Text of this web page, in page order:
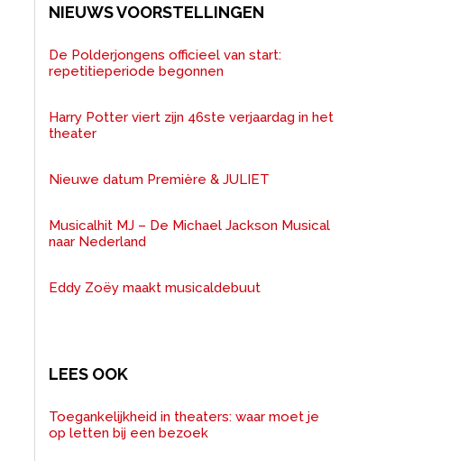
NIEUWS VOORSTELLINGEN
De Polderjongens officieel van start:
repetitieperiode begonnen
Harry Potter viert zijn 46ste verjaardag in het
theater
Nieuwe datum Première & JULIET
Musicalhit MJ – De Michael Jackson Musical
naar Nederland
Eddy Zoëy maakt musicaldebuut
LEES OOK
Toegankelijkheid in theaters: waar moet je
op letten bij een bezoek